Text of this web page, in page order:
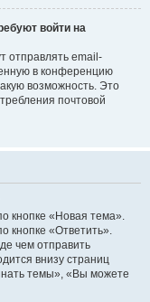
войти на
отправлять email-
в конференцию
возможность. Это
почтовой
кнопке «Новая тема».
кнопке «Ответить».
чем отправить
внизу страниц
темы», «Вы можете